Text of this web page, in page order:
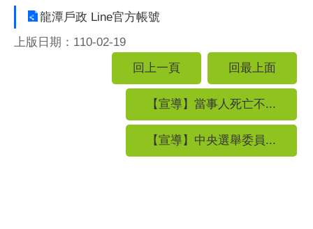
龍潭戶政 Line官方帳號
上版日期：110-02-19
回上一頁
回最上面
【宣導】當事人死亡不...
【宣導】中央選舉委員...